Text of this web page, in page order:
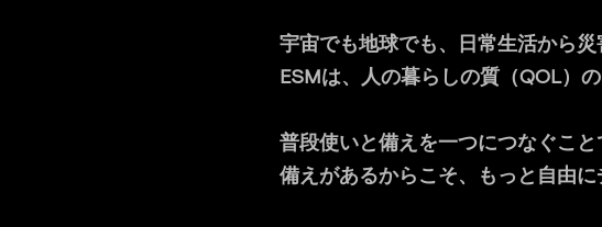
宇宙でも地球でも、日常生活から
ESMは、人の暮らしの質（QOL）
普段使いと備えを一つにつなぐこと
備えがあるからこそ、もっと自由に